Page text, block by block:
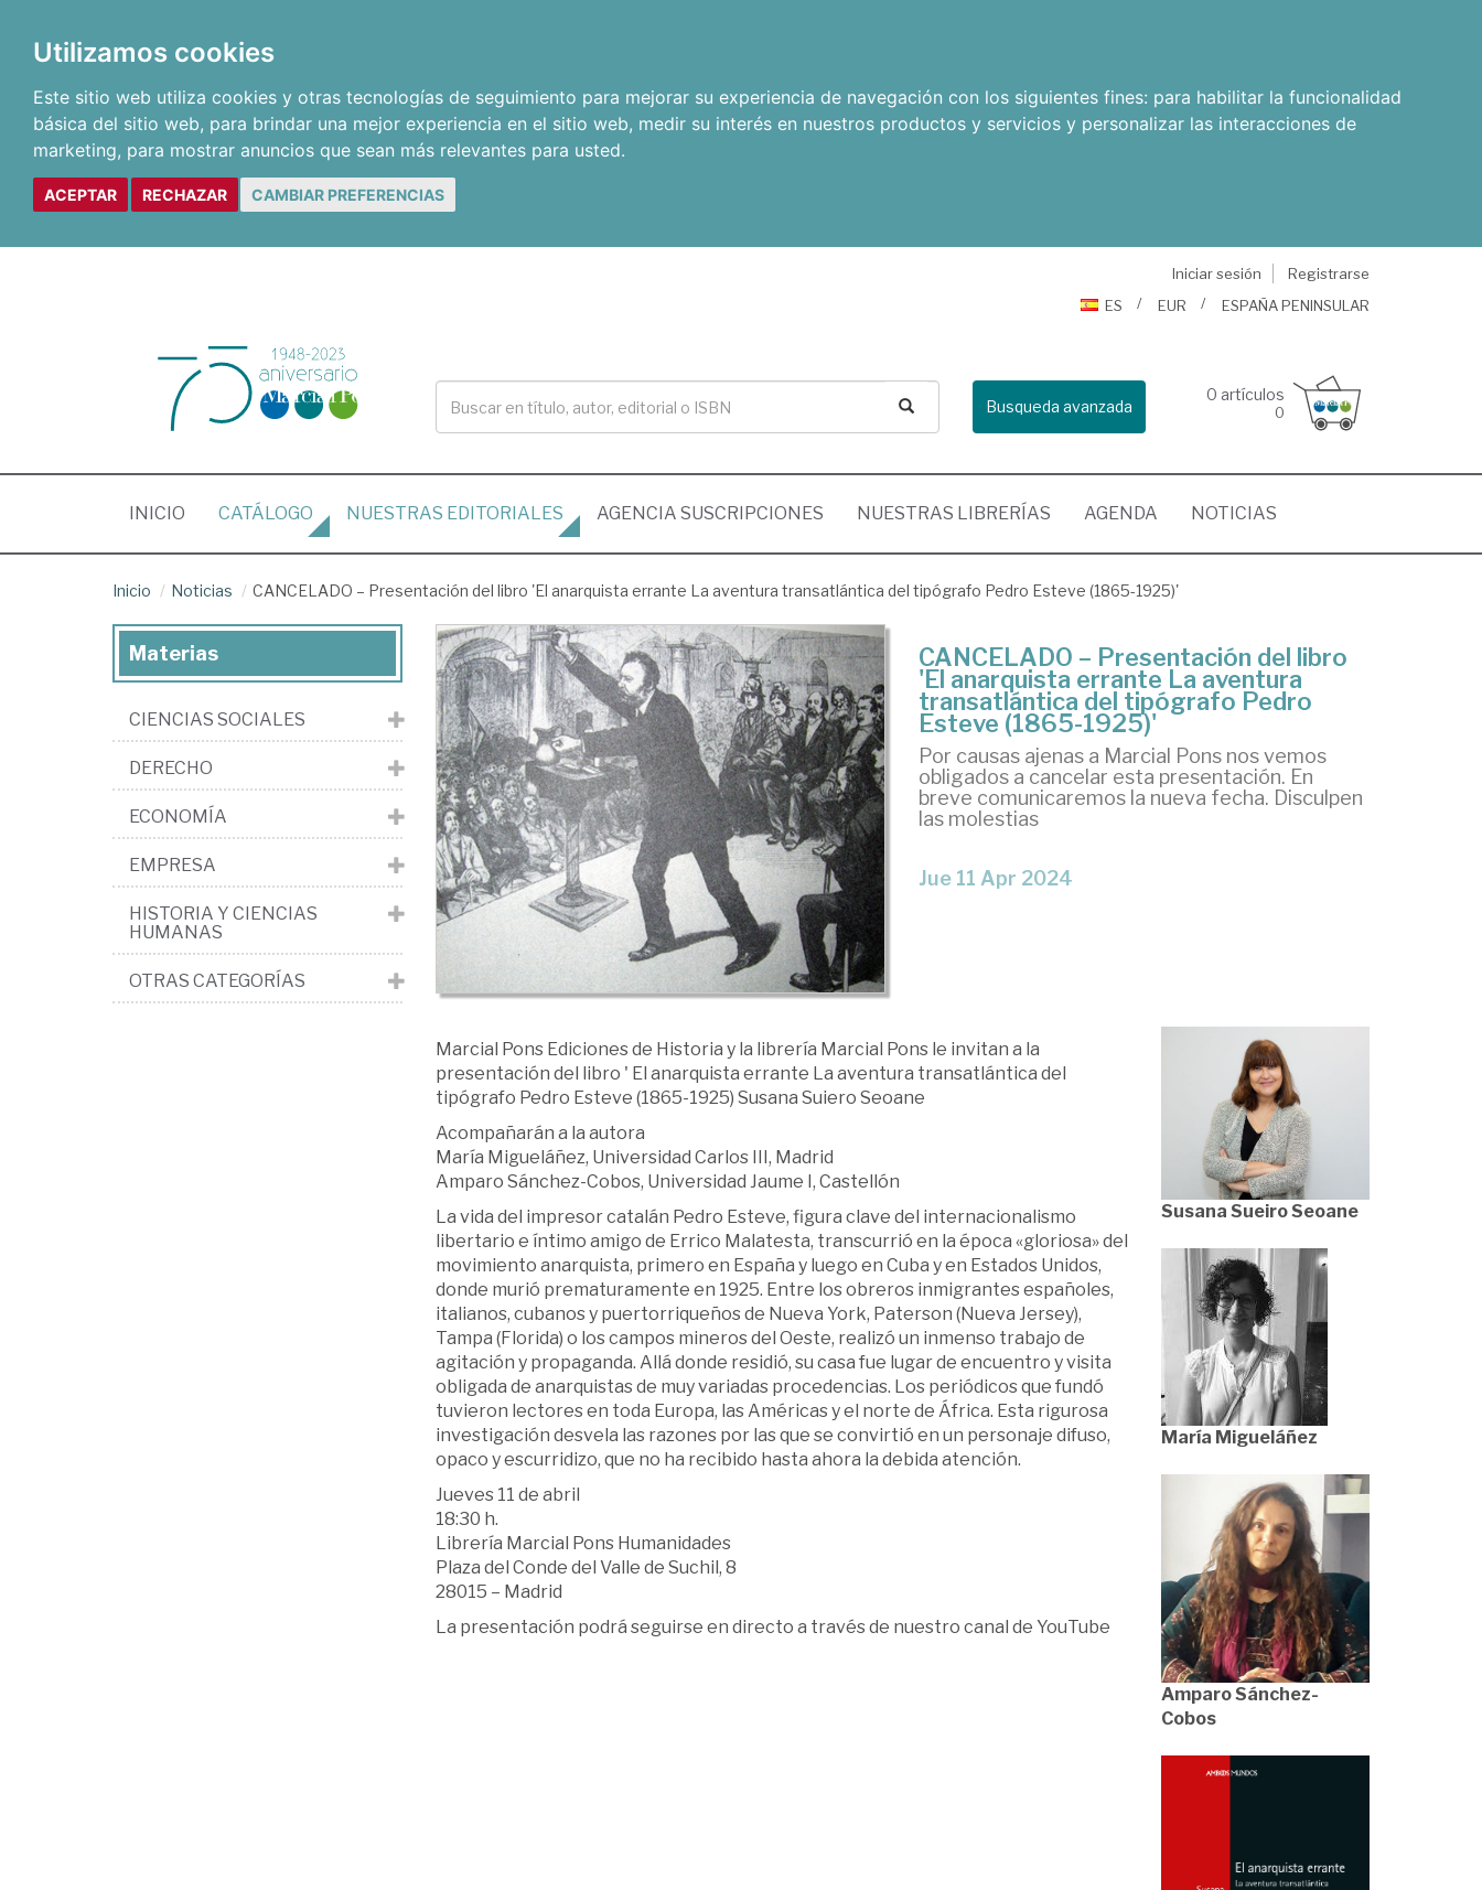
Utilizamos cookies
Este sitio web utiliza cookies y otras tecnologías de seguimiento para mejorar su experiencia de navegación con los siguientes fines: para habilitar la funcionalidad
básica del sitio web, para brindar una mejor experiencia en el sitio web, medir su interés en nuestros productos y servicios y personalizar las interacciones de
marketing, para mostrar anuncios que sean más relevantes para usted.
ACEPTAR RECHAZAR CAMBIAR PREFERENCIAS
Iniciar sesión
Registrarse
ES
EUR ESPAÑA PENINSULAR
Busqueda avanzada
0 artículos
0
INICIO (CURRENT)
CATÁLOGO NUESTRAS EDITORIALES AGENCIA SUSCRIPCIONES NUESTRAS LIBRERÍAS AGENDA NOTICIAS
Inicio Noticias CANCELADO – Presentación del libro 'El anarquista errante La aventura transatlántica del tipógrafo Pedro Esteve (1865-1925)'
CANCELADO – Presentación del libro
'El anarquista errante La aventura
transatlántica del tipógrafo Pedro
Esteve (1865-1925)'
Por causas ajenas a Marcial Pons nos vemos
obligados a cancelar esta presentación. En
breve comunicaremos la nueva fecha. Disculpen
las molestias
Jue 11 Apr 2024
Marcial Pons Ediciones de Historia y la librería Marcial Pons le invitan a la
presentación del libro ' El anarquista errante La aventura transatlántica del
tipógrafo Pedro Esteve (1865-1925) Susana Suiero Seoane
Acompañarán a la autora
María Migueláñez, Universidad Carlos III, Madrid
Amparo Sánchez-Cobos, Universidad Jaume I, Castellón
La vida del impresor catalán Pedro Esteve, figura clave del internacionalismo
libertario e íntimo amigo de Errico Malatesta, transcurrió en la época «gloriosa» del
movimiento anarquista, primero en España y luego en Cuba y en Estados Unidos,
donde murió prematuramente en 1925. Entre los obreros inmigrantes españoles,
italianos, cubanos y puertorriqueños de Nueva York, Paterson (Nueva Jersey),
Tampa (Florida) o los campos mineros del Oeste, realizó un inmenso trabajo de
agitación y propaganda. Allá donde residió, su casa fue lugar de encuentro y visita
obligada de anarquistas de muy variadas procedencias. Los periódicos que fundó
tuvieron lectores en toda Europa, las Américas y el norte de África. Esta rigurosa
investigación desvela las razones por las que se convirtió en un personaje difuso,
opaco y escurridizo, que no ha recibido hasta ahora la debida atención.
Jueves 11 de abril
18:30 h.
Librería Marcial Pons Humanidades
Plaza del Conde del Valle de Suchil, 8
28015 – Madrid
La presentación podrá seguirse en directo a través de nuestro canal de YouTube
Susana Sueiro Seoane
María Migueláñez
Amparo Sánchez-
Cobos
Materias
CIENCIAS SOCIALES
DERECHO
ECONOMÍA
EMPRESA
HISTORIA Y CIENCIAS
HUMANAS
OTRAS CATEGORÍAS